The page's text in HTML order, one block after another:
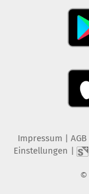
Impressum AGB
Einstellungen
©